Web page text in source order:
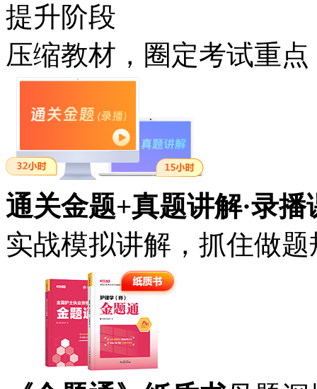
提升阶段
压缩教材，圈定考试重点
通关金题+真题讲解·录播
实战模拟讲解，抓住做题